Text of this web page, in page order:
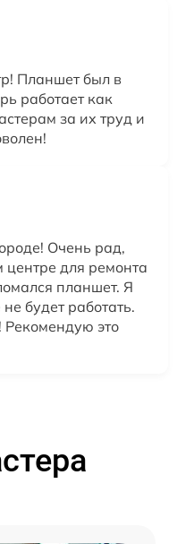
Планшет был в
работает как
за их труд и
Очень рад,
центре для ремонта
планшет. Я
будет работать.
Рекомендую это